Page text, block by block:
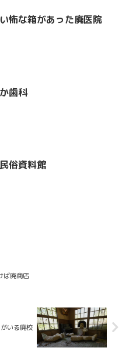
怖な箱があった廃医院
歯科
俗資料館
ば廃商店
いる廃校